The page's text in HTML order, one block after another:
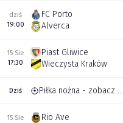
dziś
19:00
FC Porto
Alverca
15 Sie
17:30
Piast Gliwice
Wieczysta Kraków
Dziś Piłka nożna - zobacz inne transmisje
15 Sie
Rio Ave